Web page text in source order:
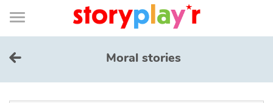
Connexion
Bibliothèque
de
page
Menu
Je me connecte
Moral stories